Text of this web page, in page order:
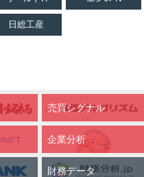
日総工産
売買シグナル
企業分析
財務データ